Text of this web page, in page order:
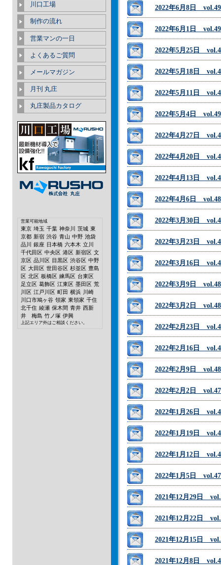
川口工場
制作の流れ
営業マンの一日
よくあるご質問
メールマガジン
月刊 丸庄
丸庄製品カタログ
営業可能地域
東京 埼玉 千葉 神奈川 茨城 東
京都 新宿 渋谷 青山 中野 池袋
品川
銀座 日本橋 六本木 立川
千代田区 中央区 港区 新宿区 文
京区 品川区 目黒区 渋谷区 中野
区 大田区 世田谷区 杉並区 豊島
区 北区 板橋区 練馬区 台東区
足立区 葛飾区 江東区 墨田区 荒
川区 江戸川区 町田 横浜 川崎
川口市鳩ヶ谷 領家 東領家 千住
北千住 綾瀬 保木間 青井 西新
井 梅島 竹ノ塚 伊興
上記エリア外はご相談ください。
2022年6月8日
2022年6月1日
2022年5月25日
2022年5月18日
2022年5月11日
2022年5月4日
2022年4月27日
2022年4月20日
2022年4月13日
2022年4月6日
2022年3月30日
2022年3月23日
2022年3月16日
2022年3月9日
2022年3月2日
2022年2月23日
2022年2月16日
2022年2月9日
2022年2月2日
2022年1月26日
2022年1月19日
2022年1月12日
2022年1月5日
2021年12月29日
2021年12月22日
2021年12月15日
2021年12月8日